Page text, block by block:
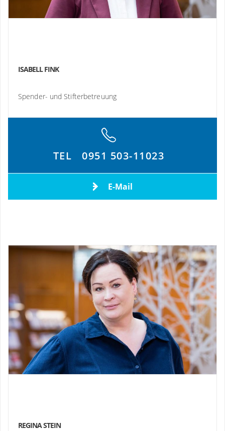
ISABELL FINK
Spender- und Stifterbetreuung
TEL 0951 503-11023
E-Mail
REGINA STEIN